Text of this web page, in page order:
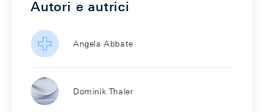
Autori e autrici
Angela Abbate
Dominik Thaler